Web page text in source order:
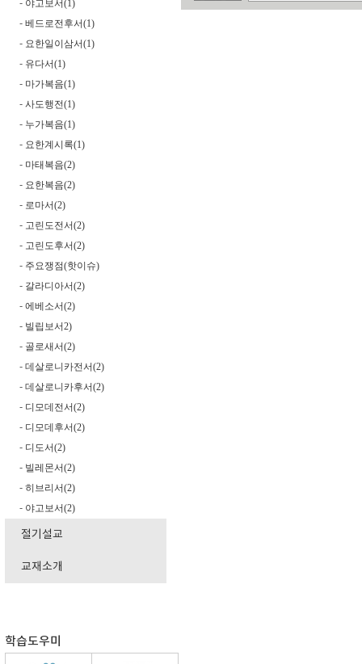
- 야고보서(1)
- 베드로전후서(1)
- 요한일이삼서(1)
- 유다서(1)
- 마가복음(1)
- 사도행전(1)
- 누가복음(1)
- 요한계시록(1)
- 마태복음(2)
- 요한복음(2)
- 로마서(2)
- 고린도전서(2)
- 고린도후서(2)
- 주요쟁점(핫이슈)
- 갈라디아서(2)
- 에베소서(2)
- 빌립보서2)
- 골로새서(2)
- 데살로니카전서(2)
- 데살로니카후서(2)
- 디모데전서(2)
- 디모데후서(2)
- 디도서(2)
- 빌레몬서(2)
- 히브리서(2)
- 야고보서(2)
절기설교
교재소개
학습도우미